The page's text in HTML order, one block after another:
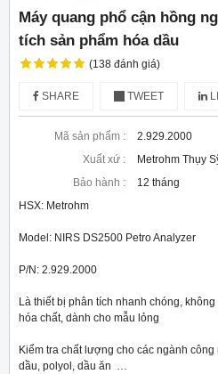
Máy quang phổ cận hồng
tích sản phẩm hóa dầu
(138 đánh giá)
SHARE TWEET
Mã sản phẩm :
2.929.2000
Xuất xứ :
Metrohm Thụy
Bảo hành :
12 tháng
HSX: Metrohm
Model: NIRS DS2500 Petro Analyzer
P/N: 2.929.2000
Là thiết bị phân tích nhanh chóng,
hóa chất, dành cho mẫu lỏng
Kiểm tra chất lượng cho các ngành
dầu, polyol, dầu ăn  …